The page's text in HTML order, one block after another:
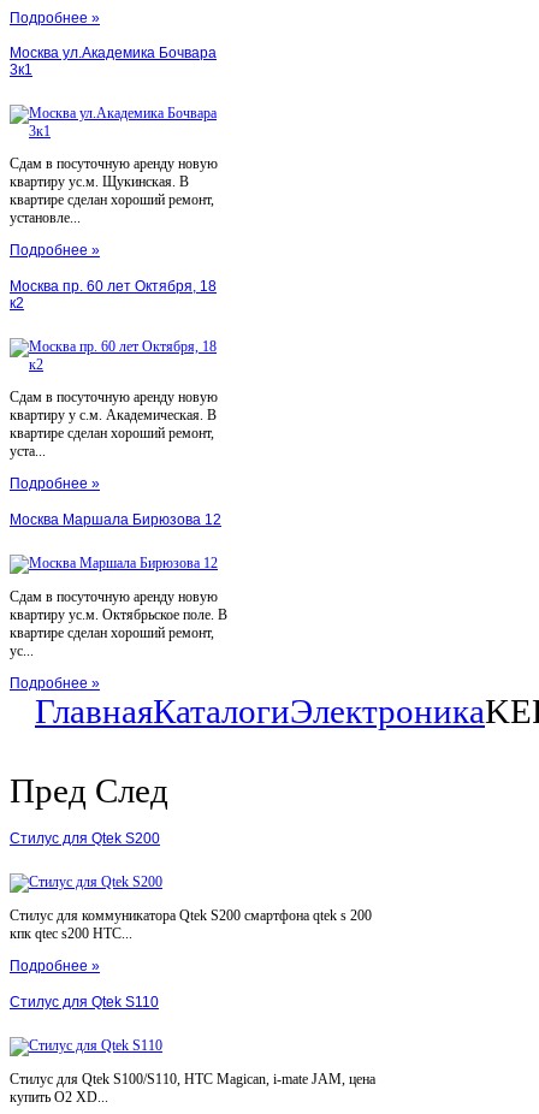
Подробнее »
Москва ул.Академика Бочвара
3к1
Сдам в посуточную аренду новую
квартиру ус.м. Щукинская. В
квартире сделан хороший ремонт,
установле...
Подробнее »
Москва пр. 60 лет Октября, 18
к2
Сдам в посуточную аренду новую
квартиру у с.м. Академическая. В
квартире сделан хороший ремонт,
уста...
Подробнее »
Москва Маршала Бирюзова 12
Сдам в посуточную аренду новую
квартиру ус.м. Октябрьское поле. В
квартире сделан хороший ремонт,
ус...
Подробнее »
ГлавнаяКаталогиЭлектроника
Пред След
Стилус для Qtek S200
Стилус для коммуникатора Qtek S200 смартфона qtek s 200
кпк qtec s200 HTC...
Подробнее »
Стилус для Qtek S110
Стилус для Qtek S100/S110, HTC Magican, i-mate JAM, цена
купить O2 XD...